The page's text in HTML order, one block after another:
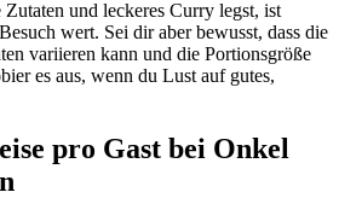
und leckeres Curry legst, ist
wert. Sei dir aber bewusst, dass die
variieren kann und die Portionsgröße
es aus, wenn du Lust auf gutes,
pro Gast bei Onkel